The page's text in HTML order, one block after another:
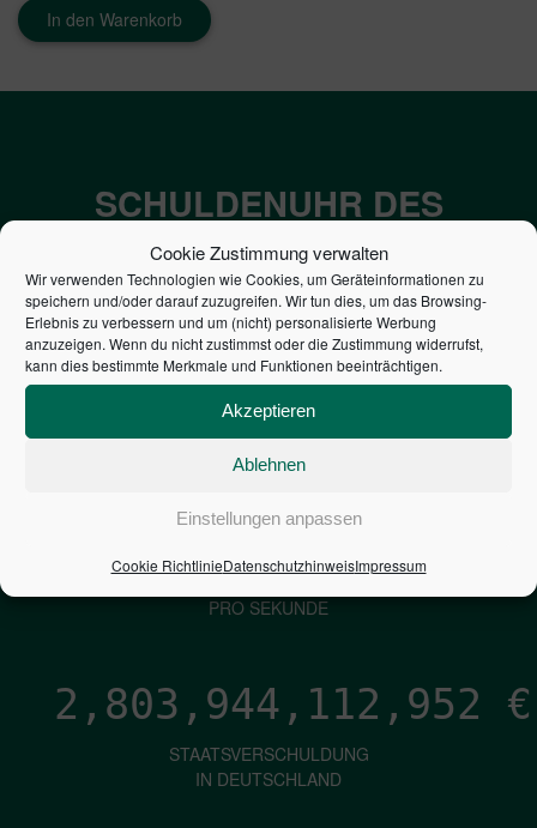
Cookie Zustimmung verwalten
Wir verwenden Technologien wie Cookies, um Geräteinformationen zu
speichern und/oder darauf zuzugreifen. Wir tun dies, um das Browsing-
Erlebnis zu verbessern und um (nicht) personalisierte Werbung
anzuzeigen. Wenn du nicht zustimmst oder die Zustimmung widerrufst,
kann dies bestimmte Merkmale und Funktionen beeinträchtigen.
Akzeptieren
Ablehnen
Einstellungen anpassen
Cookie RichtlinieDatenschutzhinweisImpressum
In den Warenkorb
SCHULDENUHR DES
BUNDES DER
STEUERZAHLER
7,052€
NEUVERSCHULDUNG
PRO SEKUNDE
1,601€
ZINSEN
PRO SEKUNDE
2,803,944,114,129 €
STAATSVERSCHULDUNG
IN DEUTSCHLAND